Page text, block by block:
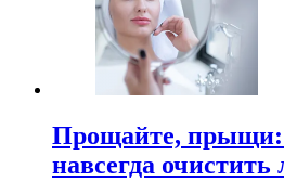
Прощайте, прыщи:
навсегда очистить